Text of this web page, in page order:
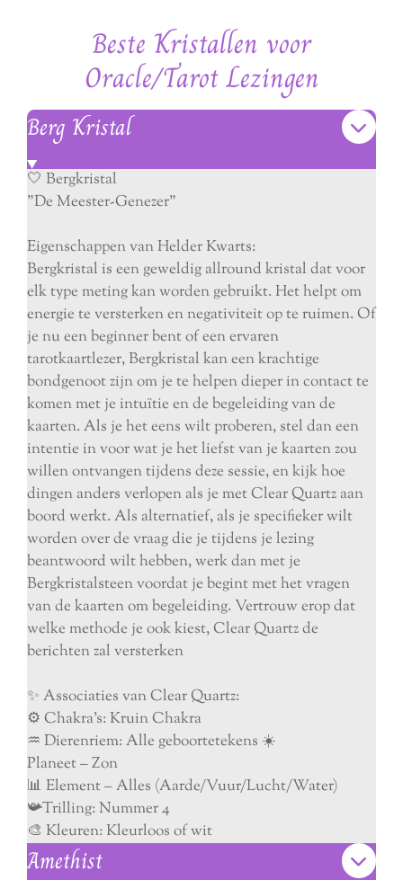
Beste Kristallen voor
Oracle/Tarot Lezingen
Berg Kristal
🤍 Bergkristal
"De Meester-Genezer"
Eigenschappen van Helder Kwarts:
Bergkristal is een geweldig allround kristal dat voor
elk type meting kan worden gebruikt. Het helpt om
energie te versterken en negativiteit op te ruimen. Of
je nu een beginner bent of een ervaren
tarotkaartlezer, Bergkristal kan een krachtige
bondgenoot zijn om je te helpen dieper in contact te
komen met je intuïtie en de begeleiding van de
kaarten. Als je het eens wilt proberen, stel dan een
intentie in voor wat je het liefst van je kaarten zou
willen ontvangen tijdens deze sessie, en kijk hoe
dingen anders verlopen als je met Clear Quartz aan
boord werkt. Als alternatief, als je specifieker wilt
worden over de vraag die je tijdens je lezing
beantwoord wilt hebben, werk dan met je
Bergkristalsteen voordat je begint met het vragen
van de kaarten om begeleiding. Vertrouw erop dat
welke methode je ook kiest, Clear Quartz de
berichten zal versterken
✨ Associaties van Clear Quartz:
⚙️ Chakra's: Kruin Chakra
♒️ Dierenriem: Alle geboortetekens ☀️
Planeet – Zon
📊 Element – Alles (Aarde/Vuur/Lucht/Water)
📯Trilling: Nummer 4
🎨 Kleuren: Kleurloos of wit
Amethist